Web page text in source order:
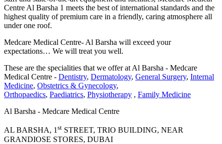
Centre Al Barsha 1 meets the best of international standards and the
highest quality of premium care in a friendly, caring atmosphere all
under one roof.
Medcare Medical Centre- Al Barsha will exceed your
expectations… We will treat you well.
These are the specialities that we offer at Al Barsha - Medcare
Medical Centre - Dentistry, Dermatology, General Surgery, Internal
Medicine, Obstetrics & Gynecology,
Orthopaedics, Paediatrics, Physiotherapy , Family Medicine
Al Barsha - Medcare Medical Centre
AL BARSHA, 1st STREET, TRIO BUILDING, NEAR
GRANDIOSE STORES, DUBAI